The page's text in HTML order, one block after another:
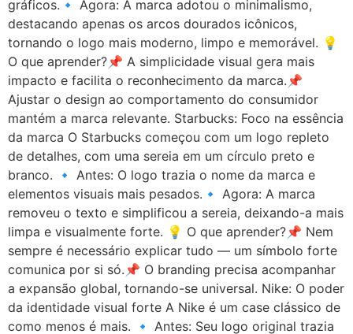
gráficos.🔹 Agora: A marca adotou o minimalismo,
destacando apenas os arcos dourados icônicos,
tornando o logo mais moderno, limpo e memorável. 💡
O que aprender?📌 A simplicidade visual gera mais
impacto e facilita o reconhecimento da marca.📌
Ajustar o design ao comportamento do consumidor
mantém a marca relevante. Starbucks: Foco na essência
da marca O Starbucks começou com um logo repleto
de detalhes, com uma sereia em um círculo preto e
branco. 🔹 Antes: O logo trazia o nome da marca e
elementos visuais mais pesados.🔹 Agora: A marca
removeu o texto e simplificou a sereia, deixando-a mais
limpa e visualmente forte. 💡 O que aprender?📌 Nem
sempre é necessário explicar tudo — um símbolo forte
comunica por si só.📌 O branding precisa acompanhar
a expansão global, tornando-se universal. Nike: O poder
da identidade visual forte A Nike é um case clássico de
como menos é mais. 🔹 Antes: Seu logo original trazia